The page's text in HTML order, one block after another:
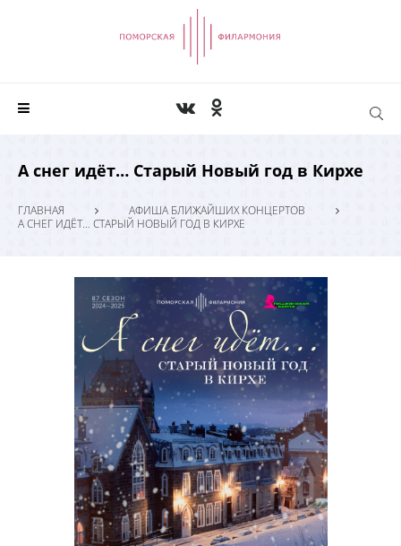
А снег идёт… Старый Новый год в Кирхе
ГЛАВНАЯ
АФИША БЛИЖАЙШИХ КОНЦЕРТОВ
А СНЕГ ИДЁТ… СТАРЫЙ НОВЫЙ ГОД В КИРХЕ